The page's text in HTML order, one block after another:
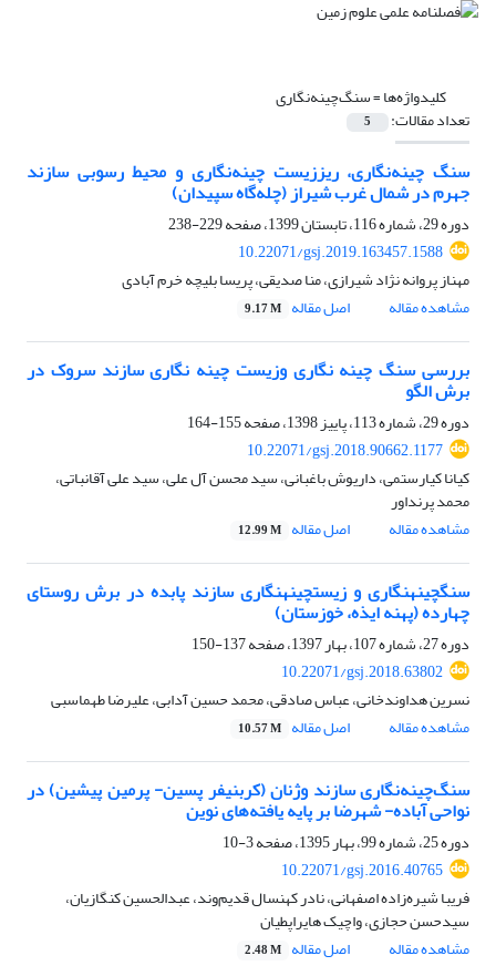
کلیدواژه‌ها =سنگ‌چینه‌نگاری
تعداد مقالات: 5
سنگ چینه‌نگاری، ریززیست چینه‌نگاری و محیط رسوبی سازند
جهرم در شمال غرب شیراز (چله‌گاه سپیدان)
دوره 29، شماره 116، تابستان 1399، صفحه
229-238
10.22071/gsj.2019.163457.1588
مهناز پروانه نژاد شیرازی، منا صدیقی، پریسا بلیچه خرم ‌آبادی
مشاهده مقاله
اصل مقاله 9.17 M
بررسی سنگ چینه نگاری وزیست چینه نگاری سازند سروک در
برش الگو
دوره 29، شماره 113، پاییز 1398، صفحه
155-164
10.22071/gsj.2018.90662.1177
کیانا کیارستمی، داریوش باغبانی، سید محسن آل علی، سید علی آقانباتی،
محمد پرنداور
مشاهده مقاله
اصل مقاله 12.99 M
سنگ‎چینه‎نگاری و زیست‎چینه‎نگاری سازند پابده در برش روستای
چهارده (پهنه ایذه، خوزستان)
دوره 27، شماره 107، بهار 1397، صفحه
137-150
10.22071/gsj.2018.63802
نسرین هداوندخانی، عباس صادقی، محمد حسین آدابی، علیرضا طهماسبی
مشاهده مقاله
اصل مقاله 10.57 M
سنگ‌چینه‌نگاری سازند وژنان (کربنیفر پسین- پرمین پیشین) در
نواحی آباده- شهرضا بر پایه یافته‌های نوین
دوره 25، شماره 99، بهار 1395، صفحه
3-10
10.22071/gsj.2016.40765
فریبا شیره‌زاده اصفهانی، نادر کهنسال قدیم‌وند، عبدالحسین کنگازیان،
سیدحسن حجازی، واچیک هایراپطیان
مشاهده مقاله
اصل مقاله 2.48 M